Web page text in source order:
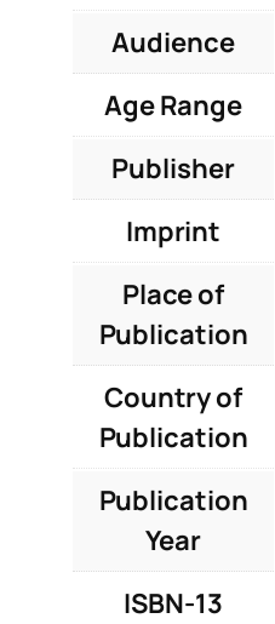
Audience
Age Range
Publisher
Imprint
Place of
Publication
Country of
Publication
Publication
Year
ISBN-13